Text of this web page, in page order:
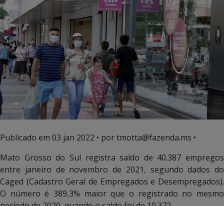
Publicado em 03 jan 2022 • por tmotta@fazenda.ms •
Mato Grosso do Sul registra saldo de 40.387 empregos
entre janeiro de novembro de 2021, segundo dados do
Caged (Cadastro Geral de Empregados e Desempregados).
O número é 389,3% maior que o registrado no mesmo